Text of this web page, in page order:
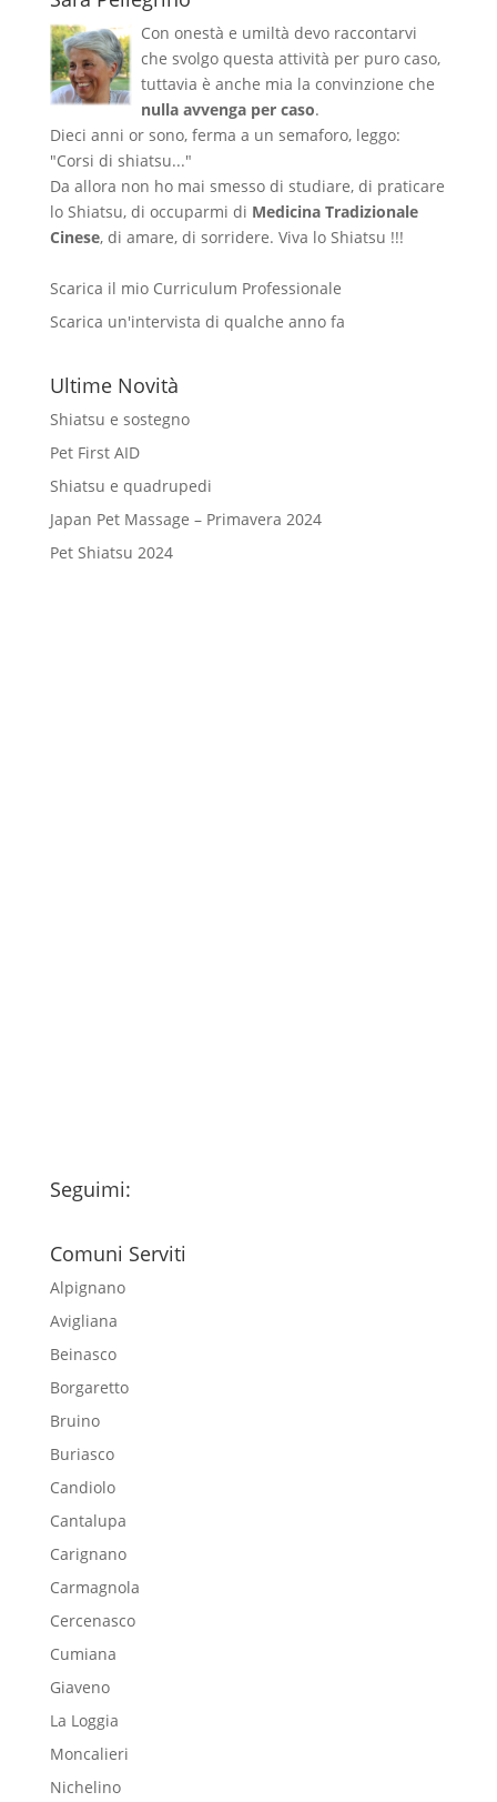
Con onestà e umiltà devo raccontarvi
che svolgo questa attività per puro caso,
tuttavia è anche mia la convinzione che
nulla avvenga per caso.
Dieci anni or sono, ferma a un semaforo, leggo:
"Corsi di shiatsu..."
Da allora non ho mai smesso di studiare, di praticare
lo Shiatsu, di occuparmi di Medicina Tradizionale
Cinese, di amare, di sorridere. Viva lo Shiatsu !!!
Scarica il mio Curriculum Professionale
Scarica un'intervista di qualche anno fa
Ultime Novità
Shiatsu e sostegno
Pet First AID
Shiatsu e quadrupedi
Japan Pet Massage – Primavera 2024
Pet Shiatsu 2024
Seguimi:
Comuni Serviti
Alpignano
Avigliana
Beinasco
Borgaretto
Bruino
Buriasco
Candiolo
Cantalupa
Carignano
Carmagnola
Cercenasco
Cumiana
Giaveno
La Loggia
Moncalieri
Nichelino